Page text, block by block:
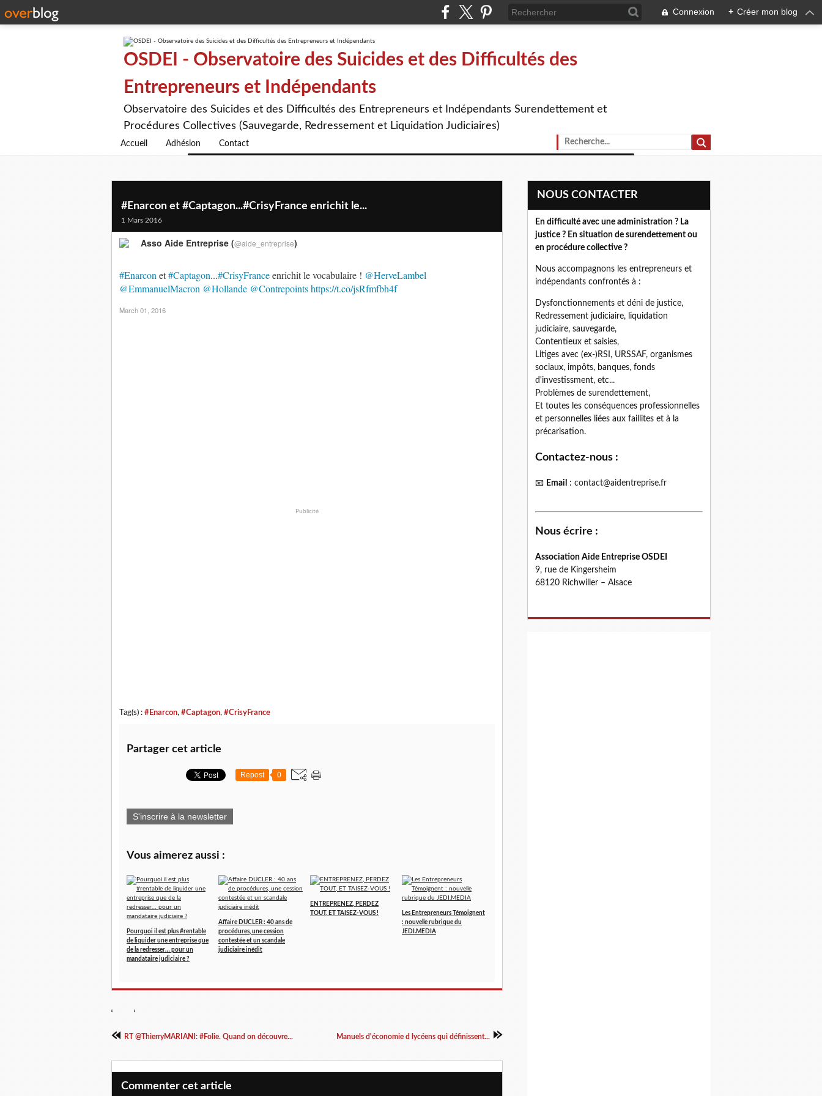
Connexion + Créer mon blog
OSDEI - Observatoire des Suicides et des Difficultés des
Entrepreneurs et Indépendants
Observatoire des Suicides et des Difficultés des Entrepreneurs et Indépendants Surendettement et
Procédures Collectives (Sauvegarde, Redressement et Liquidation Judiciaires)
Accueil Adhésion Contact
#Enarcon et #Captagon...#CrisyFrance enrichit le...
1 Mars 2016
#Enarcon et#Captagon...#CrisyFranceenrichit le vocabulaire ! @HerveLambel
@EmmanuelMacron @Hollande @Contrepointshttps://t.co/jsRfmfbh4f
Asso Aide Entreprise (@aide_entreprise)
March 01, 2016
Publicité
Tag(s) : #Enarcon, #Captagon, #CrisyFrance
Partager cet article
Repost 0
S'inscrire à la newsletter
Vous aimerez aussi :
Pourquoi il est plus #rentable
de liquider une entreprise que
de la redresser… pour un
mandataire judiciaire ?
Affaire DUCLER : 40 ans de
procédures, une cession
contestée et un scandale
judiciaire inédit
ENTREPRENEZ, PERDEZ
TOUT, ET TAISEZ-VOUS !
Les Entrepreneurs Témoignent
: nouvelle rubrique du
JEDI.MEDIA
RT @ThierryMARIANI: #Folie. Quand on découvre... Manuels d'économie d lycéens qui définissent...
Commenter cet article
NOUS CONTACTER
En difficulté avec une administration ? La
justice ? En situation de surendettement ou
en procédure collective ?
Nous accompagnons les entrepreneurs et
indépendants confrontés à :
Dysfonctionnements et déni de justice,
Redressement judiciaire, liquidation
judiciaire, sauvegarde,
Contentieux et saisies,
Litiges avec (ex-)RSI, URSSAF, organismes
sociaux, impôts, banques, fonds
d'investissment, etc...
Problèmes de surendettement,
Et toutes les conséquences professionnelles
et personnelles liées aux faillites et à la
précarisation.
Contactez-nous :
📧 Email : contact@aidentreprise.fr
Nous écrire :
Association Aide Entreprise OSDEI
9, rue de Kingersheim
68120 Richwiller – Alsace